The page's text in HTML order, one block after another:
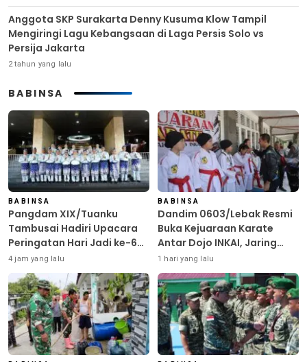
Anggota SKP Surakarta Denny Kusuma Klow Tampil
Mengiringi Lagu Kebangsaan di Laga Persis Solo vs
Persija Jakarta
2 tahun yang lalu
BABINSA
BABINSA
Pangdam XIX/Tuanku
Tambusai Hadiri Upacara
Peringatan Hari Jadi ke-69
Provinsi Riau
4 jam yang lalu
BABINSA
Dandim 0603/Lebak Resmi
Buka Kejuaraan Karate
Antar Dojo INKAI, Jaring
Bibit Atlet Unggul Sambut
HUT ke-81 RI
1 hari yang lalu